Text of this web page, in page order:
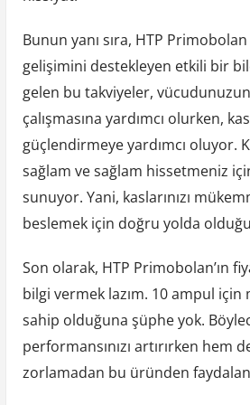
Bunun yanı sıra, HTP
gelişimini destekleyen etkili bir
gelen bu takviyeler,
çalışmasına yardımcı olurken,
güçlendirmeye yardımcı oluyor.
sağlam ve sağlam hissetmeniz
sunuyor. Yani, kaslarınızı
beslemek için doğru yolda
Son olarak, HTP Primobolan’ın
bilgi vermek lazım. 10 ampul için
sahip olduğuna şüphe yok.
performansınızı artırırken hem
zorlamadan bu üründen